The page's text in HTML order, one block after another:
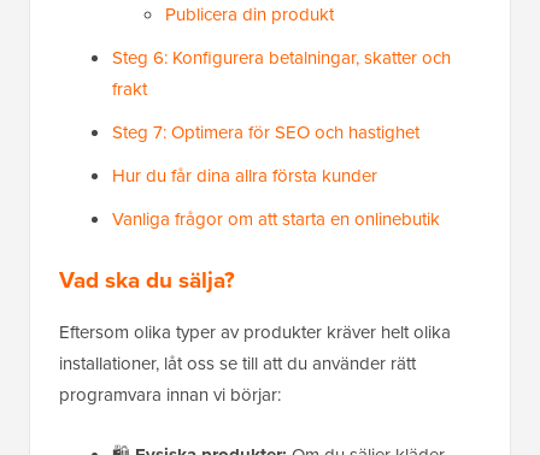
Publicera din produkt
Steg 6: Konfigurera betalningar, skatter och
frakt
Steg 7: Optimera för SEO och hastighet
Hur du får dina allra första kunder
Vanliga frågor om att starta en onlinebutik
Vad ska du sälja?
Eftersom olika typer av produkter kräver helt olika
installationer, låt oss se till att du använder rätt
programvara innan vi börjar: